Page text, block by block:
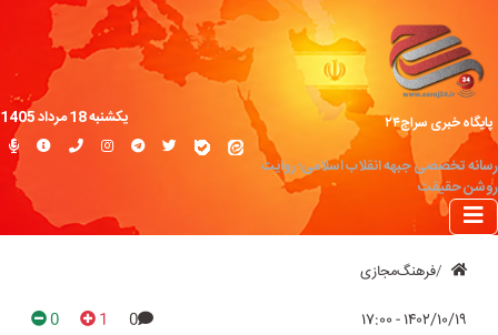
پایگاه خبری سراج۲۴
رسانه تخصصی جبهه انقلاب اسلامی؛ روایت
روشن حقیقت
یکشنبه 18 مرداد 1405
فرهنگ‌مجازی
۱۴۰۲/۱۰/۱۹ - ۱۷:۰۰ 0
1
0